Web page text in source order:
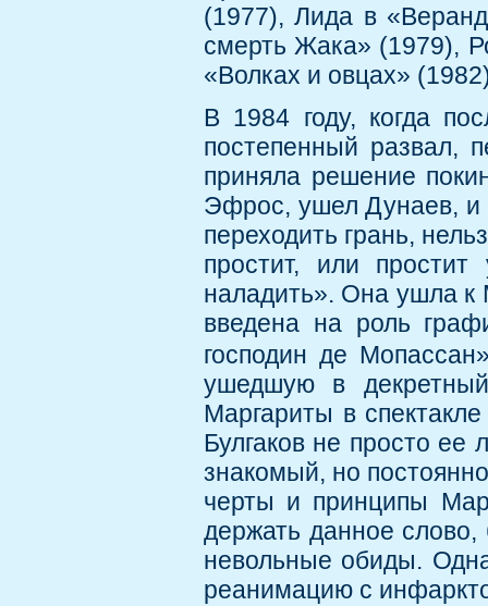
(1977), Лида в
смерть Жака» (1979),
«Волках и овцах»
В 1984 году, когда
постепенный развал,
приняла решение
Эфрос, ушел Дунаев, и
переходить грань,
простит, или
наладить». Она ушла к
введена на роль
господин де
ушедшую в
Маргариты в
Булгаков не просто
знакомый, но
черты и принципы
держать данное
невольные обиды.
реанимацию с